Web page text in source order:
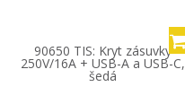
90650 TIS: Kryt zásuvky
250V/16A + USB-A a USB-C,
šedá